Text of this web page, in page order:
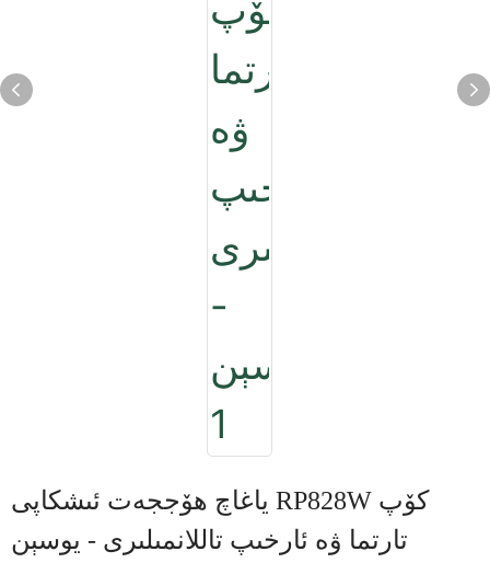
ياغاچ ھۆججەت ئىشكاپى RP828W كۆپ
تارتما ۋە ئارخىپ تاللانمىلىرى - يوسېن